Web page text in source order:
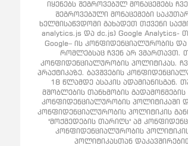
იყენებს შეგროვებულ მონაცემებს
შეგროვებული მონაცემები
ხელმისაწვდომი გახადეთ თქვენი
analytics.js და dc.js) Google Analytics-
Google– ის კონფიდენციალურობის და
რომლებსაც ჩვენ არ ვმართავთ.
კონფიდენციალურობის პოლიტიკას.
პრაქტიკაზე. ბავშვების
18 წლამდე ასაკის
მშობლების თანხმობის
კონფიდენციალურობის პოლიტიკაში
კონფიდენციალურობის პოლიტიკის
"მოქმედების თარიღს" ამ
კონფიდენციალურობის
პოლიტიკასთან